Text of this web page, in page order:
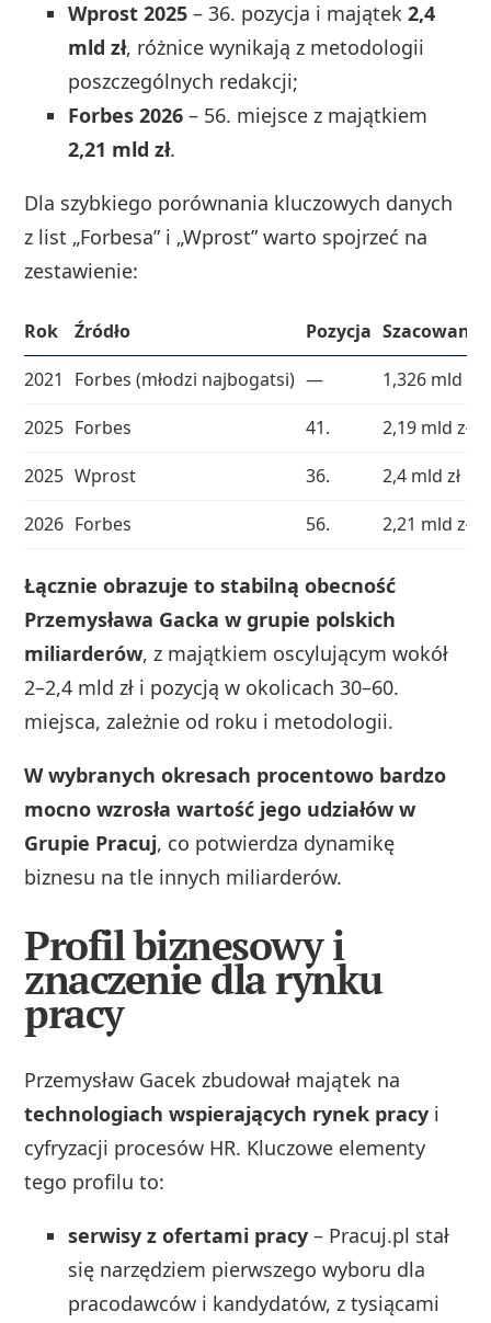
Wprost 2025 – 36. pozycja i majątek2,4
mld zł, różnice wynikają z metodologii
poszczególnych redakcji;
Forbes 2026 – 56. miejsce z majątkiem
2,21 mld zł.
Dla szybkiego porównania kluczowych danych
z list „Forbesa” i „Wprost” warto spojrzeć na
zestawienie:
Rok Źródło Pozycja Szacowany
2021
Forbes (młodzi najbogatsi) —
1,326 mld zł
2025 Forbes 41.
2,19 mld zł
2025 Wprost 36.
2,4 mld zł
2026 Forbes 56. 2,21 mld zł
Łącznie obrazuje to stabilną obecność
Przemysława Gacka w grupie polskich
miliarderów, z majątkiem oscylującym wokół
2–2,4 mld zł i pozycją w okolicach 30–60.
miejsca, zależnie od roku i metodologii.
W wybranych okresach procentowo bardzo
mocno wzrosła wartość jego udziałów w
Grupie Pracuj, co potwierdza dynamikę
biznesu na tle innych miliarderów.
Profil biznesowy i
znaczenie dla rynku
pracy
Przemysław Gacek zbudował majątek na
technologiach wspierających rynek pracy i
cyfryzacji procesów HR. Kluczowe elementy
tego profilu to:
serwisy z ofertami pracy – Pracuj.pl stał
się narzędziem pierwszego wyboru dla
pracodawców i kandydatów, z tysiącami